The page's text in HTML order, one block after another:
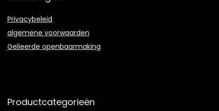
Privacybeleid
algemene voorwaarden
Gelieerde openbaarmaking
Productcategorieën